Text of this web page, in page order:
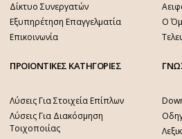
Δίκτυο Συνεργατών
Εξυπηρέτηση Επαγγελματία
Επικοινωνία
Ο
ΠΡΟΙΟΝΤΙΚΕΣ ΚΑΤΗΓΟΡΙΕΣ
Λύσεις Για Στοιχεία Επίπλων
Λύσεις Για Διακόσμηση
Τοιχοποιίας